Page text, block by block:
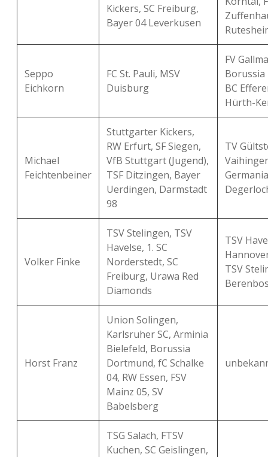
Kickers, SC Freiburg,
Bayer 04 Leverkusen
Seppo
Eichkorn
FC St. Pauli, MSV
Duisburg
FV
Borussia
BC
Hürth-
Michael
Feichtenbeiner
Stuttgarter Kickers,
RW Erfurt, SF Siegen,
VfB Stuttgart (Jugend),
TSF Ditzingen, Bayer
Uerdingen, Darmstadt
98
TV
Germania
Volker Finke
TSV Stelingen, TSV
Havelse, 1. SC
Norderstedt, SC
Freiburg, Urawa Red
Diamonds
TSV
TSV
Horst Franz
Union Solingen,
Karlsruher SC, Arminia
Bielefeld, Borussia
Dortmund, fC Schalke
04, RW Essen, FSV
Mainz 05, SV
Babelsberg
TSG Salach, FTSV
Kuchen, SC Geislingen,